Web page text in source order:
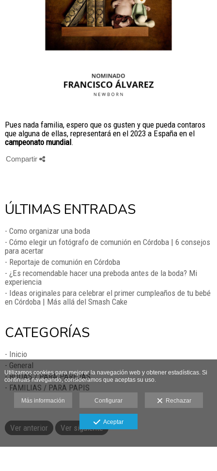
Pues nada familia, espero que os gusten y que pueda contaros
que alguna de ellas, representará en el 2023 a España en el
campeonato mundial.
Compartir
ÚLTIMAS ENTRADAS
- Como organizar una boda
- Cómo elegir un fotógrafo de comunión en Córdoba | 6 consejos
para acertar
- Reportaje de comunión en Córdoba
- ¿Es recomendable hacer una preboda antes de la boda? Mi
experiencia
- Ideas originales para celebrar el primer cumpleaños de tu bebé
en Córdoba | Más allá del Smash Cake
CATEGORÍAS
- Inicio
- General
- BODAS / PARA PAREJAS
- FAMILIAS / PARA PAPIS
Ver anterior Ver siguiente
Utilizamos cookies para mejorar la navegación web y obtener estadísticas. Si
continuas navegando, consideramos que aceptas su uso.
Más información Configurar Rechazar
Aceptar